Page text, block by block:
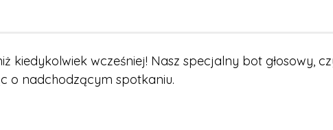
kiedykolwiek wcześniej! Nasz specjalny bot głosowy,
o nadchodzącym spotkaniu.